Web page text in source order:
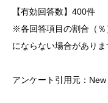
【有効回答数】400件
※各回答項目の割合（％
にならない場合がありま
アンケート引用元：